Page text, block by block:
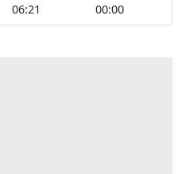
06:21 00:00